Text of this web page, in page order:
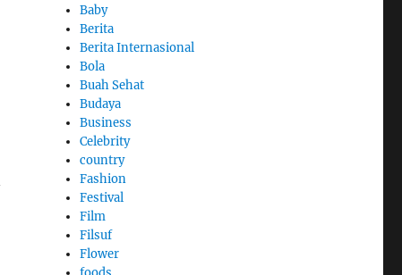
Baby
Berita
Berita Internasional
Bola
Buah Sehat
Budaya
Business
Celebrity
country
Fashion
Festival
Film
Filsuf
Flower